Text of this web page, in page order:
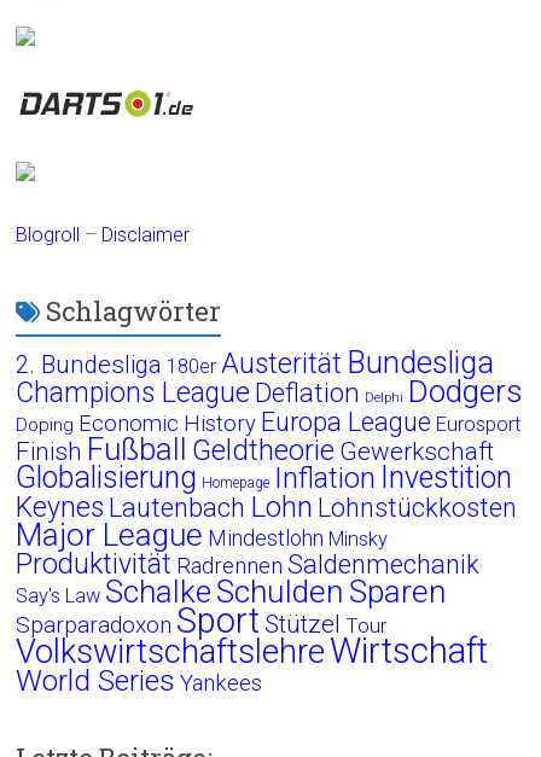
Blogroll – Disclaimer
Schlagwörter
2. Bundesliga 180er Austerität Bundesliga
Champions League Deflation Delphi Dodgers
Doping Economic History Europa League Eurosport
Finish Fußball Geldtheorie Gewerkschaft
Globalisierung Homepage Inflation Investition
Keynes Lautenbach Lohn Lohnstückkosten
Major League Mindestlohn Minsky
Produktivität Radrennen Saldenmechanik
Say's Law Schalke Schulden Sparen
Sparparadoxon Sport Stützel Tour
VolkswirtschaftslehreWirtschaft
World Series Yankees